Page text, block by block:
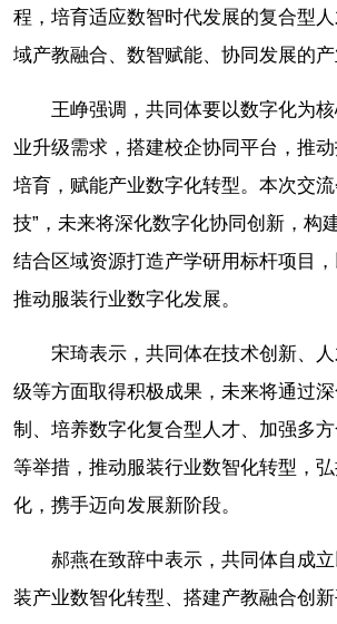
程，培育适应数智时代发展的复合型
域产教融合、数智赋能、协同发展的产
王峥强调，共同体要以数字化为
业升级需求，搭建校企协同平台，推
培育，赋能产业数字化转型。本次交
技”，未来将深化数字化协同创新，构
结合区域资源打造产学研用标杆项目
推动服装行业数字化发展。
宋琦表示，共同体在技术创新、
级等方面取得积极成果，未来将通过
制、培养数字化复合型人才、加强多
等举措，推动服装行业数智化转型，
化，携手迈向发展新阶段。
郝燕在致辞中表示，共同体自成
装产业数智化转型、搭建产教融合创